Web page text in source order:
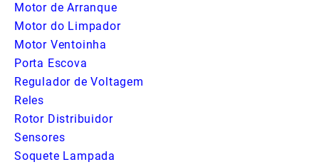
Motor de Arranque
Motor do Limpador
Motor Ventoinha
Porta Escova
Regulador de Voltagem
Reles
Rotor Distribuidor
Sensores
Soquete Lampada